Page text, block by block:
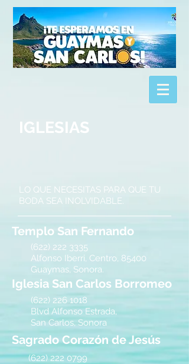
IGLESIAS
LO QUE NECESITAS PARA QUE TU
BODA SEA INOLVIDABLE.
Templo San Fernando
(622) 222 3335
Alfonso Iberri, Centro, 85400
Guaymas, Sonora.
Iglesia San Carlos Borromeo
(622) 226 1018
Blvd Alfonso Estrada,
San Carlos, Sonora
Sagrado Corazón de Jesús
(622)222 0799